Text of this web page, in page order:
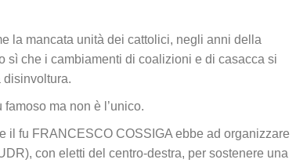
la mancata unità dei cattolici, negli anni della
sì che i cambiamenti di coalizioni e di casacca si
disinvoltura.
ma non è l’unico.
il fu FRANCESCO COSSIGA ebbe ad organizzare
con eletti del centro-destra, per sostenere una